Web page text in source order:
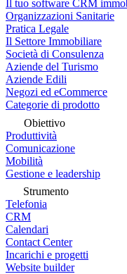
Il tuo software CRM
Organizzazioni Sanitarie
Pratica Legale
Il Settore Immobiliare
Società di Consulenza
Aziende del Turismo
Aziende Edili
Negozi ed eCommerce
Categorie di prodotto
Obiettivo
Produttività
Comunicazione
Mobilità
Gestione e leadership
Strumento
Telefonia
CRM
Calendari
Contact Center
Incarichi e progetti
Website builder